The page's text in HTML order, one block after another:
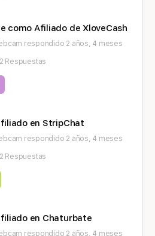
como Afiliado de XloveCash
respondido 2 años, 4 meses
2 Respuestas
en StripChat
respondido 2 años, 4 meses
2 Respuestas
en Chaturbate
respondido 2 años, 4 meses